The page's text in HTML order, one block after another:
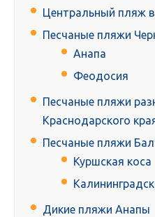
Центральный пляж
Песчаные пляжи
Анапа
Феодосия
Песчаные пляжи
Краснодарского
Песчаные пляжи
Куршская коса
Дикие пляжи Анапы